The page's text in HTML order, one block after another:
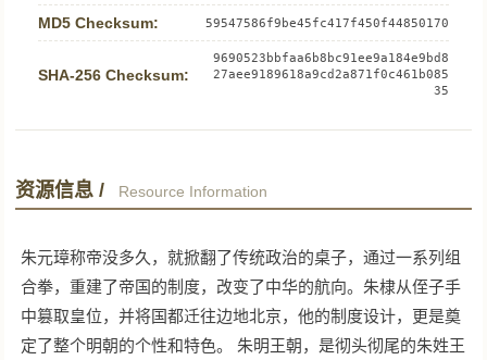
MD5 Checksum: 59547586f9be45fc417f450f44850170
SHA-256 Checksum:
9690523bbfaa6b8bc91ee9a184e9bd8
27aee9189618a9cd2a871f0c461b085
35
资源信息 / Resource Information
朱元璋称帝没多久，就掀翻了传统政治的桌子，通过一系列组
合拳，重建了帝国的制度，改变了中华的航向。朱棣从侄子手
中篡取皇位，并将国都迁往边地北京，他的制度设计，更是奠
定了整个明朝的个性和特色。 朱明王朝，是彻头彻尾的朱姓王